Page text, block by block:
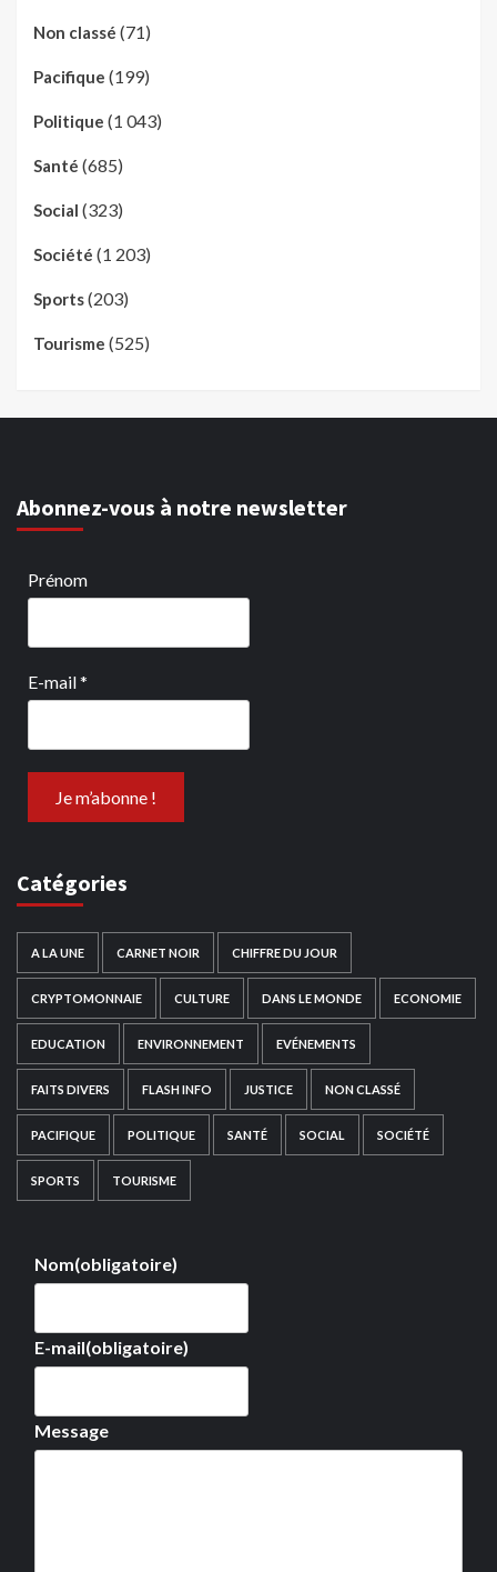
Non classé (71)
Pacifique (199)
Politique (1 043)
Santé (685)
Social (323)
Société (1 203)
Sports(203)
Tourisme (525)
Abonnez-vous à notre newsletter
Prénom
E-mail*
Catégories
A LA UNE CARNET NOIR CHIFFRE DU JOUR
CRYPTOMONNAIE CULTURE DANS LE MONDE ECONOMIE
EDUCATION ENVIRONNEMENT EVÉNEMENTS
FAITS DIVERS FLASH INFO JUSTICE NON CLASSÉ
PACIFIQUE POLITIQUE SANTÉ SOCIAL SOCIÉTÉ
SPORTS TOURISME
Nom(obligatoire)
E-mail(obligatoire)
Message